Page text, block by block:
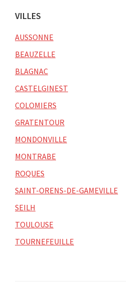
VILLES
AUSSONNE
BEAUZELLE
BLAGNAC
CASTELGINEST
COLOMIERS
GRATENTOUR
MONDONVILLE
MONTRABE
ROQUES
SAINT-ORENS-DE-GAMEVILLE
SEILH
TOULOUSE
TOURNEFEUILLE